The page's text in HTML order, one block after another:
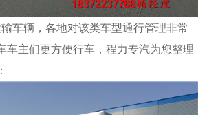
车辆，各地对该类车型通行管理非常
车主们更方便行车，程力专汽为您整理